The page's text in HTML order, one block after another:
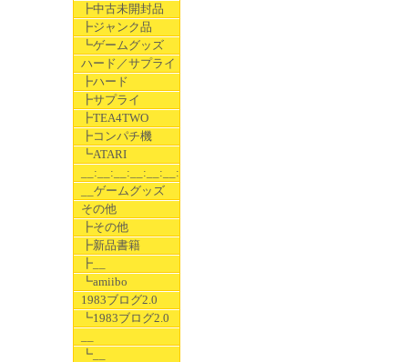
┣中古未開封品
┣ジャンク品
┗ゲームグッズ
ハード／サプライ
┣ハード
┣サプライ
┣TEA4TWO
┣コンパチ機
┗ATARI
__:__:__:__:__:__:__
__ゲームグッズ
その他
┣その他
┣新品書籍
┣__
┗amiibo
1983ブログ2.0
┗1983ブログ2.0
┗__